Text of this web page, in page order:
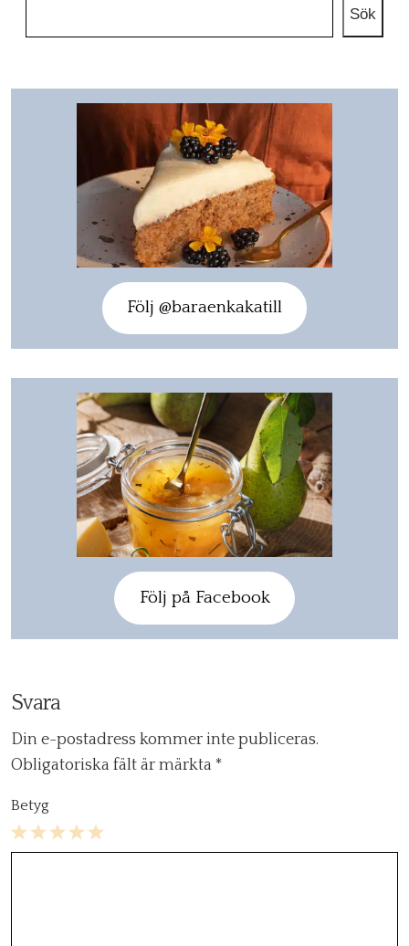
Sök
Följ @baraenkakatill
Följ på Facebook
Svara
Din e-postadress kommer inte publiceras.
Obligatoriska fält är märkta *
Betyg
5
4
3
2
1